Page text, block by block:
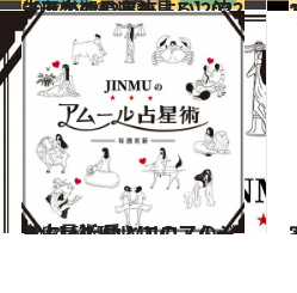
2022.6.29
【ほかの星座も見る】流光七奈の12星座占い 2022年下半期の運勢
占い
2024.6.15
【占い】JINMUのアムール占星術 愛とエロスのジンムリズム
占い